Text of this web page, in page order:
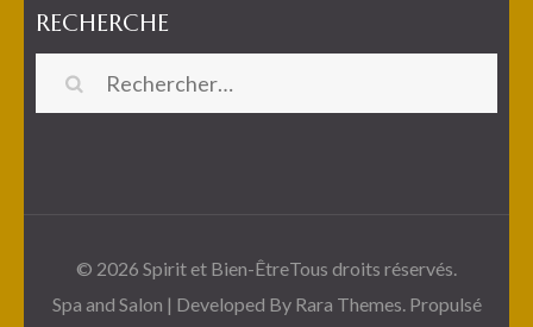
RECHERCHE
Rechercher :
© 2026 Spirit et Bien-ÊtreTous droits réservés.
Spa and Salon | Developed By Rara Themes . Propulsé